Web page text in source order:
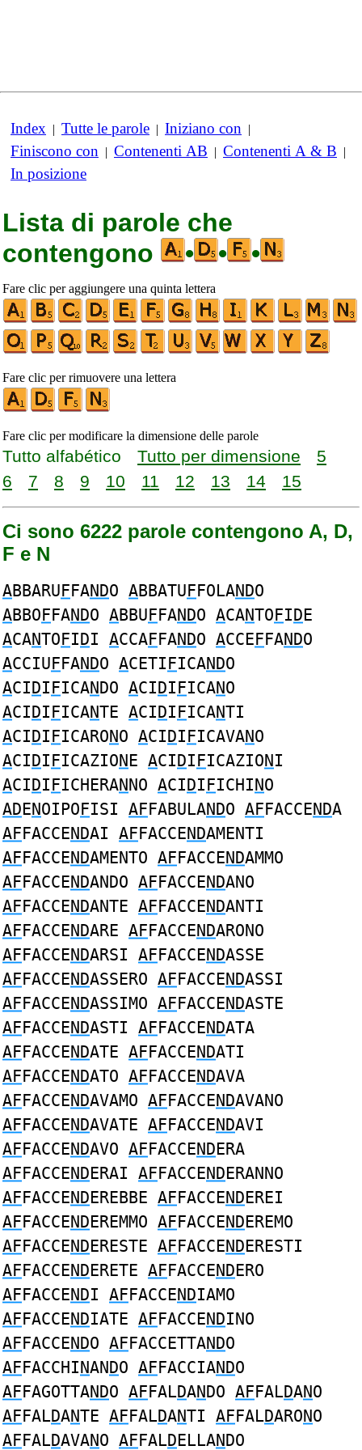
Index | Tutte le parole | Iniziano con |
Finiscono con | Contenenti AB | Contenenti A & B |
In posizione
Lista di parole che
contengono
• • •
Fare clic per aggiungere una quinta lettera
Fare clic per rimuovere una lettera
Fare clic per modificare la dimensione delle parole
Tutto alfabético Tutto per dimensione
5
6
7 8 9 10 11 12 13 14 15
Ci sono 6222 parole contengono A, D,
F e N
ABBARUFFANDO ABBATUFFOLANDO
ABBOFFANDO ABBUFFANDO ACANTOFIDE
ACANTOFIDI ACCAFFANDO ACCEFFANDO
ACCIUFFANDO ACETIFICANDO
ACIDIFICANDO ACIDIFICANO
ACIDIFICANTE ACIDIFICANTI
ACIDIFICARONO ACIDIFICAVANO
ACIDIFICAZIONE ACIDIFICAZIONI
ACIDIFICHERANNO ACIDIFICHINO
ADENOIPOFISI AFFABULANDO AFFACCENDA
AFFACCENDAI AFFACCENDAMENTI
AFFACCENDAMENTO AFFACCENDAMMO
AFFACCENDANDO AFFACCENDANO
AFFACCENDANTE AFFACCENDANTI
AFFACCENDARE AFFACCENDARONO
AFFACCENDARSI AFFACCENDASSE
AFFACCENDASSERO AFFACCENDASSI
AFFACCENDASSIMO AFFACCENDASTE
AFFACCENDASTI AFFACCENDATA
AFFACCENDATE AFFACCENDATI
AFFACCENDATO AFFACCENDAVA
AFFACCENDAVAMO AFFACCENDAVANO
AFFACCENDAVATE AFFACCENDAVI
AFFACCENDAVO AFFACCENDERA
AFFACCENDERAI AFFACCENDERANNO
AFFACCENDEREBBE AFFACCENDEREI
AFFACCENDEREMMO AFFACCENDEREMO
AFFACCENDERESTE AFFACCENDERESTI
AFFACCENDERETE AFFACCENDERO
AFFACCENDI AFFACCENDIAMO
AFFACCENDIATE AFFACCENDINO
AFFACCENDO AFFACCETTANDO
AFFACCHINANDO AFFACCIANDO
AFFAGOTTANDO AFFALDANDO AFFALDANO
AFFALDANTE AFFALDANTI AFFALDARONO
AFFALDAVANO AFFALDELLANDO